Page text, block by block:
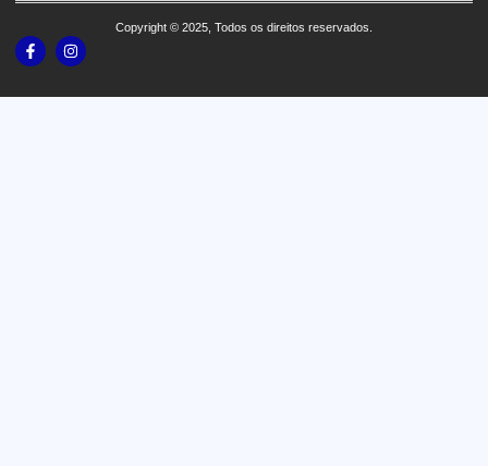
Copyright © 2025, Todos os direitos reservados.